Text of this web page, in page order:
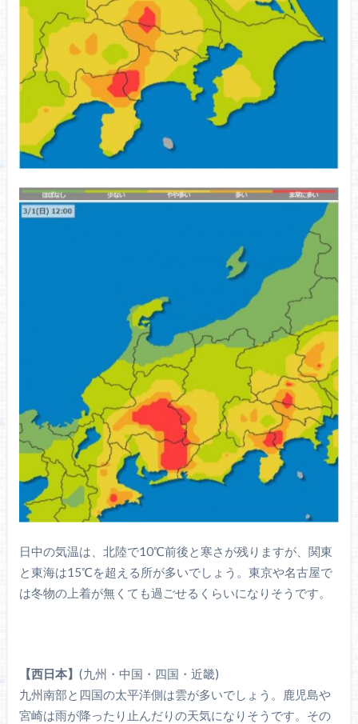
日中の気温は、北陸で10℃前後と寒さが残りますが、関東
と東海は15℃を超える所が多いでしょう。東京や名古屋で
は冬物の上着が無くても過ごせるくらいになりそうです。
【西日本】 (九州・中国・四国・近畿)
九州南部と四国の太平洋側は雲が多いでしょう。鹿児島や
宮崎は雨が降ったり止んだりの天気になりそうです。その